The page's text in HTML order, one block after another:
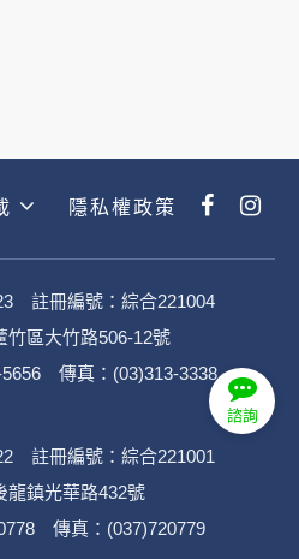
行社
號及
等)。
諮詢
隱私權政策
註冊編號：綜合221004
竹區大竹路506-12號
5656 傳真：(03)313-3338
註冊編號：綜合221001
龍鎮光華路432號
傳真：(037)720779